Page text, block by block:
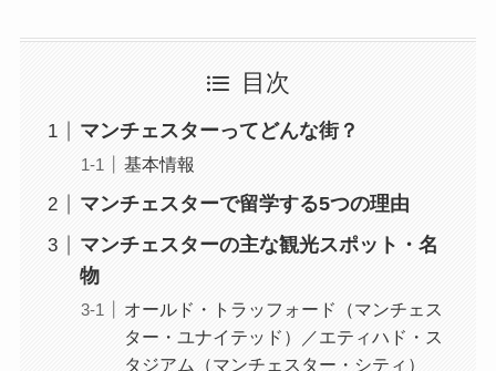
目次
マンチェスターってどんな街？
基本情報
マンチェスターで留学する5つの理由
マンチェスターの主な観光スポット・名
物
オールド・トラッフォード（マンチェス
ター・ユナイテッド）／エティハド・ス
タジアム（マンチェスター・シティ）